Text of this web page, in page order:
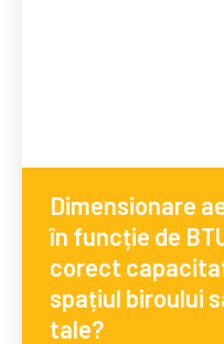
Dimensionare
în funcție de
corect
spațiul biroului
tale?